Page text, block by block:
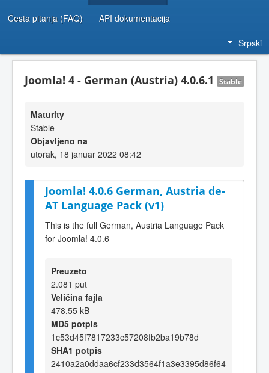
Česta pitanja (FAQ) API dokumentacija
Srpski
Joomla! 4 - German (Austria) 4.0.6.1 Stable
Maturity
Stable
Objavljeno na
utorak, 18 januar 2022 08:42
Joomla! 4.0.6 German, Austria de-
AT Language Pack (v1)
This is the full German, Austria Language Pack
for Joomla! 4.0.6
Preuzeto
2.081 put
Veličina fajla
478,55 kB
MD5 potpis
1c53d45f7817233c57208fb2ba19b78d
SHA1 potpis
2410a2a0ddaa6cf233d3564f1a3e3395d86f64